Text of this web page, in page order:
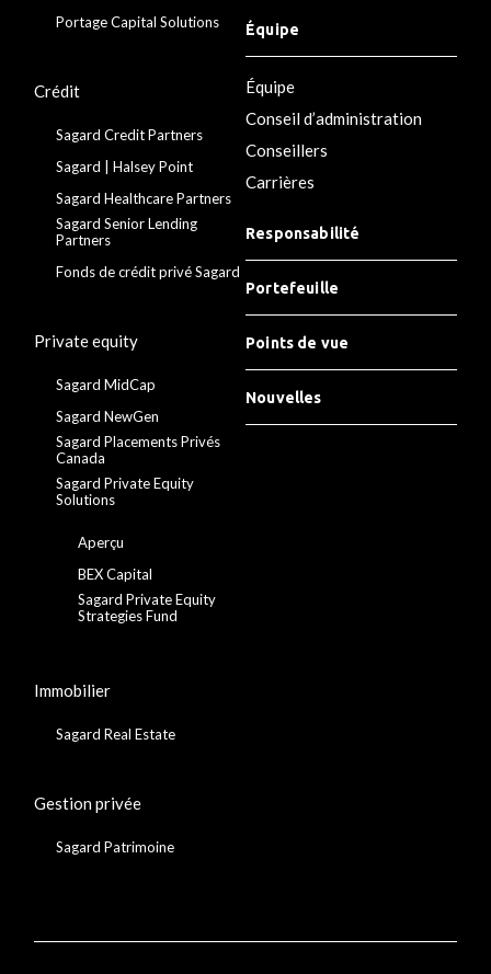
Portage Capital Solutions
Crédit
Sagard Credit Partners
Sagard | Halsey Point
Sagard Healthcare Partners
Sagard Senior Lending
Partners
Fonds de crédit privé Sagard
Private equity
Sagard MidCap
Sagard NewGen
Sagard Placements Privés
Canada
Sagard Private Equity
Solutions
Aperçu
BEX Capital
Sagard Private Equity
Strategies Fund
Immobilier
Sagard Real Estate
Gestion privée
Sagard Patrimoine
Équipe
Équipe
Conseil d’administration
Conseillers
Carrières
Responsabilité
Portefeuille
Points de vue
Nouvelles